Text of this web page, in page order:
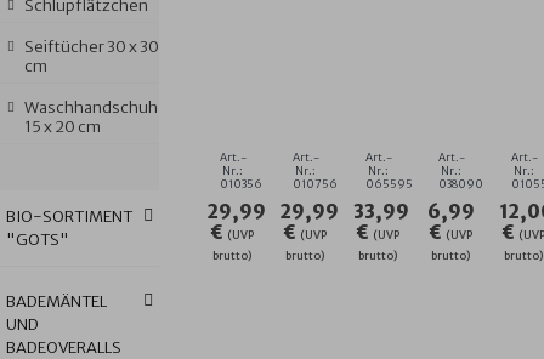
Schlupflätzchen
Seiftücher 30 x 30
cm
Waschhandschuh
15 x 20 cm
BIO-SORTIMENT
"GOTS"
BADEMÄNTEL
UND
BADEOVERALLS
BT.
100X100
CM
Art.-
Nr.:
010356
29,99
€ (UVP
brutto)
BT.
100X100
CM
Art.-
Nr.:
010756
29,99
€ (UVP
brutto)
GR.
74/80
Art.-
Nr.:
065595
33,99
€ (UVP
brutto)
5/21
Art.-
Nr.:
038090
6,99
€ (UVP
brutto)
15
X
21
Art.-
Nr.:
€ (UVP
brutto)